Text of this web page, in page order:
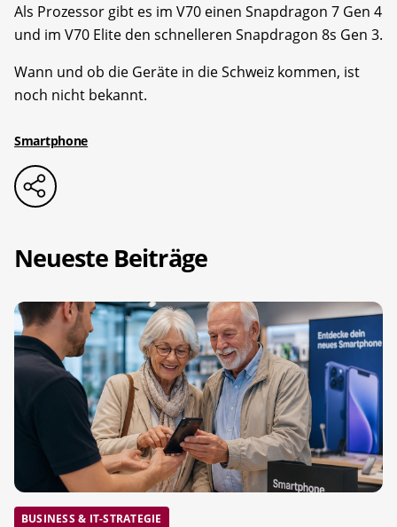
Als Prozessor gibt es im V70 einen Snapdragon 7 Gen 4
und im V70 Elite den schnelleren Snapdragon 8s Gen 3.
Wann und ob die Geräte in die Schweiz kommen, ist
noch nicht bekannt.
Smartphone
Neueste Beiträge
BUSINESS & IT-STRATEGIE